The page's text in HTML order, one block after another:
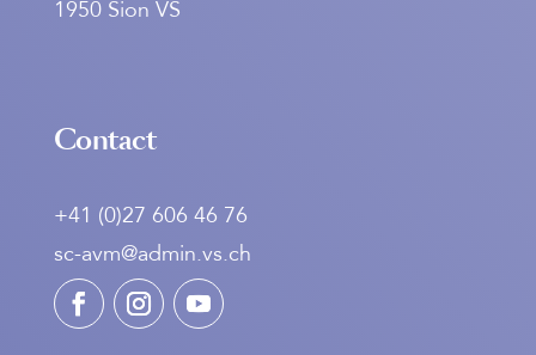
1950 Sion VS
Contact
+41 (0)27 606 46 76
sc-avm@admin.vs.ch